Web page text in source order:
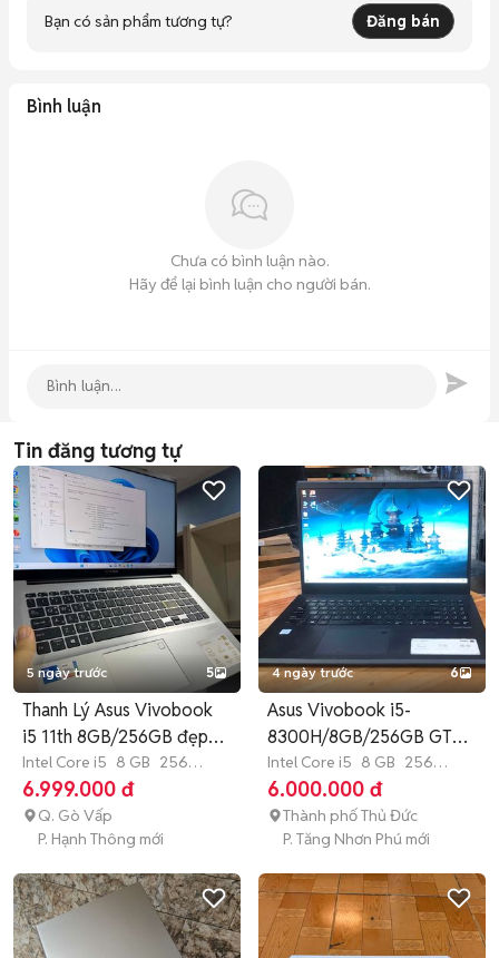
Bạn có sản phẩm tương tự? Đăng bán
Bình luận
Chưa có bình luận nào.
Hãy để lại bình luận cho người bán.
Tin đăng tương tự
5 ngày trước 5
Thanh Lý Asus Vivobook
i5 11th 8GB/256GB đẹp
99.9%
Intel Core i5 8 GB 256
GB SSD
6.999.000 đ
Q. Gò Vấp
P. Hạnh Thông mới
4 ngày trước 6
Asus Vivobook i5-
8300H/8GB/256GB GTX
1050 Full HD
Intel Core i5 8 GB 256
GB SSD
6.000.000 đ
Thành phố Thủ Đức
P. Tăng Nhơn Phú mới